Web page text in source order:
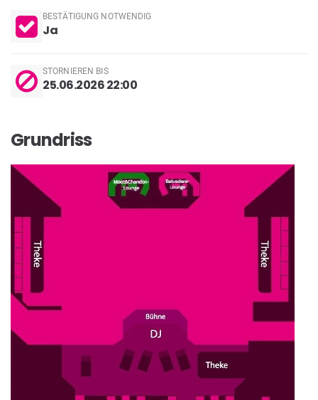
BESTÄTIGUNG NOTWENDIG
Ja
STORNIEREN BIS
25.06.2026 22:00
Grundriss